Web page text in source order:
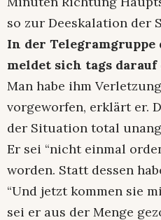
so zur Deeskalation der
In der Telegramgruppe
meldet sich tags darauf
Man habe ihm
vorgeworfen, erklärt er.
der Situation total
Er sei “nicht einmal
worden. Statt dessen
“Und jetzt kommen sie
sei er aus der Menge